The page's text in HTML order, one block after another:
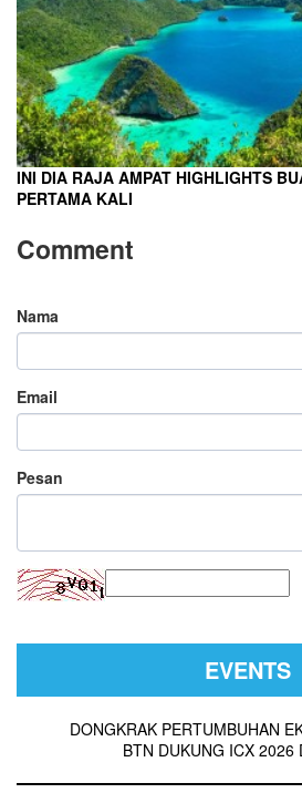
INI DIA RAJA AMPAT HIGHLIGHTS
PERTAMA KALI
Comment
Nama
Email
Pesan
EVENTS
DONGKRAK PERTUMBUHAN
BTN DUKUNG ICX 2026